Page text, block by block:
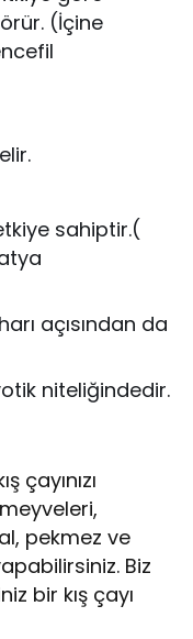
(İçine
sahiptir.(
açısından da
niteliğindedir.
çayınızı
pekmez ve
Biz
bir kış çayı